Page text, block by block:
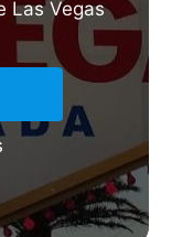
Las Vegas